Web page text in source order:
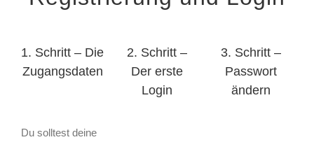
1. Schritt – Die
Zugangsdaten
Du solltest deine
2. Schritt –
Der erste
Login
3. Schritt –
Passwort
ändern